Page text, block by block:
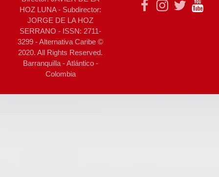
HOZ LUNA - Subdirector:
JORGE DE LA HOZ
SERRANO - ISSN: 2711-
3299 - Alternativa Caribe ©
2020. All Rights Reserved.
Barranquilla - Atlántico -
Colombia